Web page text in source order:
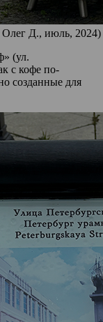
Олег Д., июль, 2024)
(ул.
с кофе по-
созданные для